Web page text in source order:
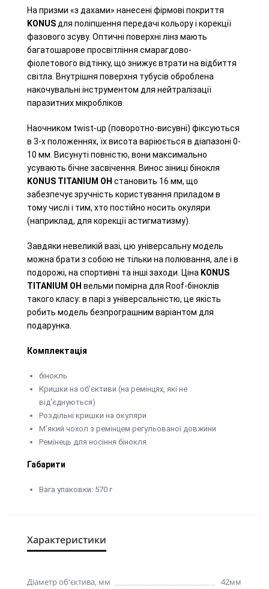
На призми «з дахами» нанесені фірмові покриття
KONUS для поліпшення передачі кольору і корекції
фазового зсуву. Оптичні поверхні лінз мають
багатошарове просвітління смарагдово-
фіолетового відтінку, що знижує втрати на відбиття
світла. Внутрішня поверхня тубусів оброблена
накочувальні інструментом для нейтралізації
паразитних мікробліков.
Наочником twist-up (поворотно-висувні) фіксуються
в 3-х положеннях, їх висота варіюється в діапазоні 0-
10 мм. Висунуті повністю, вони максимально
усувають бічне засвічення. Винос зіниці бінокля
KONUS TITANIUM OH становить 16 мм, що
забезпечує зручність користування приладом в
тому числі і тим, хто постійно носить окуляри
(наприклад, для корекції астигматизму).
Завдяки невеликій вазі, цю універсальну модель
можна брати з собою не тільки на полювання, але і в
подорожі, на спортивні та інші заходи. Ціна KONUS
TITANIUM OH вельми помірна для Roof-біноклів
такого класу: в парі з універсальністю, це якість
робить модель безпрограшним варіантом для
подарунка.
Комплектація
бінокль
Кришки на об'єктиви (на ремінцях, які не
від'єднуються)
Роздільні кришки на окуляри
М'який чохол з ремінцем регульованої довжини
Ремінець для носіння бінокля
Габарити
Вага упаковки: 570 г
Характеристики
Діаметр об'єктива, мм
42мм